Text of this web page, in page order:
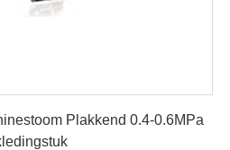
Plakkend 0.4-0.6MPa